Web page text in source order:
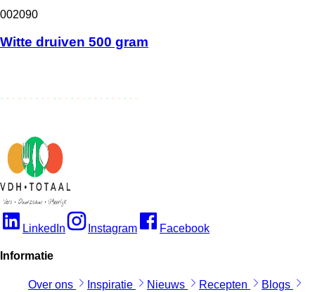
002090
Witte druiven 500 gram
LinkedIn Instagram Facebook
Informatie
Over ons Inspiratie Nieuws Recepten Blogs